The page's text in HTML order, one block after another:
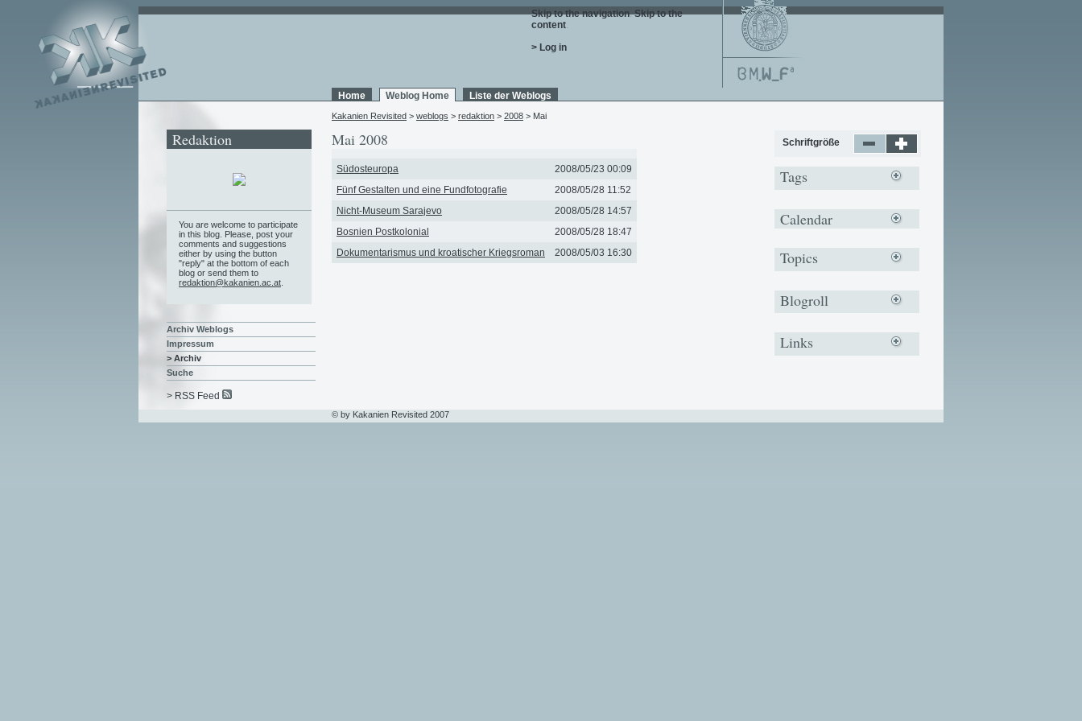
Skip to the navigation. Skip to the
content.
> Log in
Home Weblog Home Liste der Weblogs
Kakanien Revisited > weblogs > redaktion > 2008 > Mai
Mai 2008
Südosteuropa
2008/05/23 00:09
Fünf Gestalten und eine Fundfotografie
2008/05/28 11:52
Nicht-Museum Sarajevo
2008/05/28 14:57
Bosnien Postkolonial
2008/05/28 18:47
Dokumentarismus und kroatischer Kriegsroman
2008/05/03 16:30
Redaktion
You are welcome to participate
in this blog. Please, post your
comments and suggestions
either by using the button
"reply" at the bottom of each
blog or send them to
redaktion@kakanien.ac.at
Archiv Weblogs
Impressum
> Archiv
Suche
> RSS Feed
Schriftgröße
Tags
Calendar
Topics
Blogroll
Links
© by Kakanien Revisited 2007